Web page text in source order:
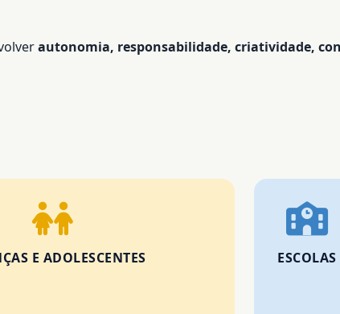
autonomia, responsabilidade, criatividade,
E ADOLESCENTES ESCOLAS